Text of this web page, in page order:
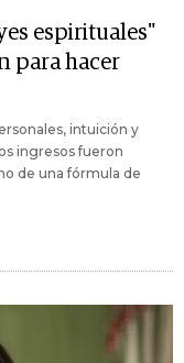
espirituales"
para hacer
intuición y
ingresos fueron
de una fórmula de